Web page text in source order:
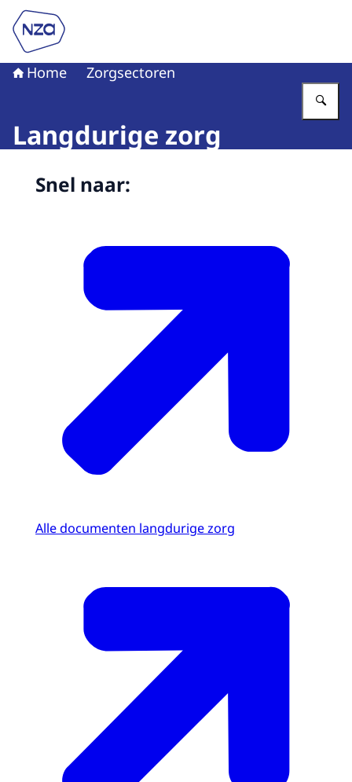
Naar de homepage van Nederlandse Zorgautoriteit
Home Zorgsectoren
Langdurige zorg
Snel naar:
Alle documenten langdurige zorg